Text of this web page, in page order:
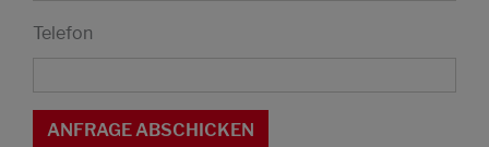
Telefon